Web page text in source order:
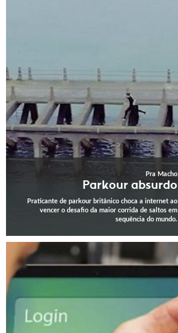
Pra Macho
Parkour absurdo
Praticante de parkour britânico choca a internet ao
vencer o desafio da maior corrida de saltos em
sequência do mundo.